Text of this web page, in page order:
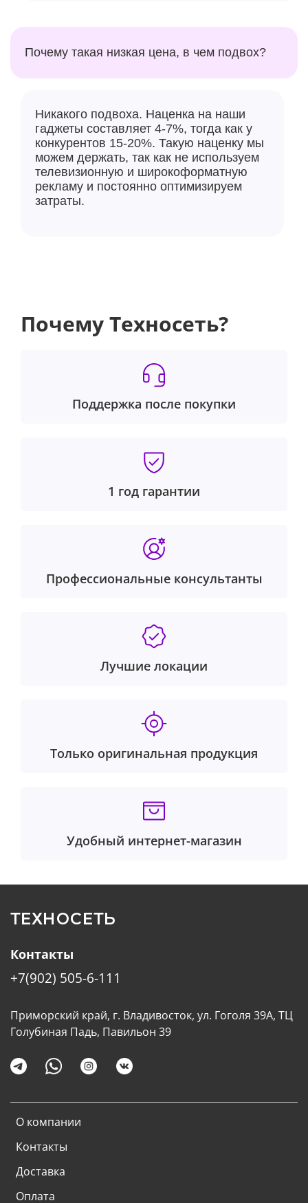
Почему такая низкая цена, в чем подвох?
Никакого подвоха. Наценка на наши
гаджеты составляет 4-7%, тогда как у
конкурентов 15-20%. Такую наценку мы
можем держать, так как не используем
телевизионную и широкоформатную
рекламу и постоянно оптимизируем
затраты.
Почему Техносеть?
Поддержка после покупки
1 год гарантии
Профессиональные консультанты
Лучшие локации
Только оригинальная продукция
Удобный интернет-магазин
ТЕХНОСЕТЬ
О компании
Контакты
Доставка
Оплата
Контакты
+7(902) 505-6-111
Приморский край, г. Владивосток, ул. Гоголя 39А, ТЦ
Голубиная Падь, Павильон 39